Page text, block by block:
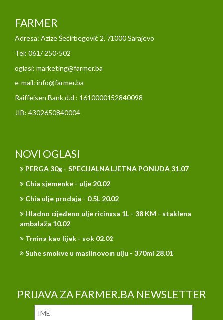
FARMER
Adresa: Azize Šećirbegović 2, 71000 Sarajevo
Tel: 061/ 250-502
oglasi: marketing@farmer.ba
e-mail: info@farmer.ba
Raiffeisen Bank d.d : 1610000152840098
JIB: 4302650840004
NOVI OGLASI
PERGA 30g - SPECIJALNA LJETNA PONUDA 31.07
Chia sjemenke - ulje 20.02
Chia ulje prodaja - 0.5L 20.02
Hladno cijeđeno ulje ricinusa 1L - 38 KM - staklena
ambalaža 10.02
Trnina kao lijek - sok 02.02
Suhe smokve u maslinovom ulju - 370ml 28.01
PRIJAVA ZA FARMER.BA NEWSLETTER